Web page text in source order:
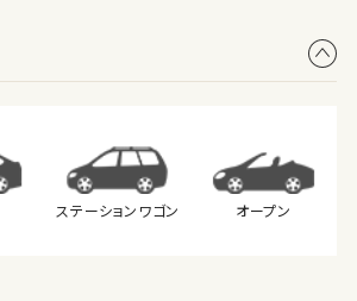
ステーション ワゴン オープン